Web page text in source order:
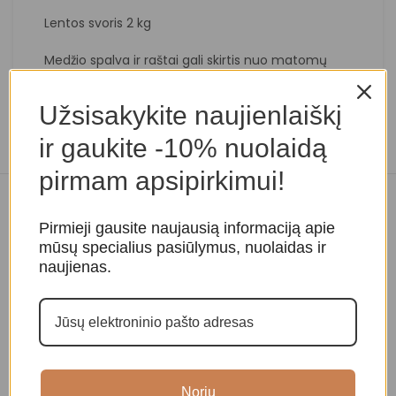
Lentos svoris 2 kg
Medžio spalva ir raštai gali skirtis nuo matomų
Panašios prekės
Užsisakykite naujienlaiškį
ir gaukite -10% nuolaidą
pirmam apsipirkimui!
Pirmieji gausite naujausią informaciją apie
mūsų specialius pasiūlymus, nuolaidas ir
naujienas.
Noriu